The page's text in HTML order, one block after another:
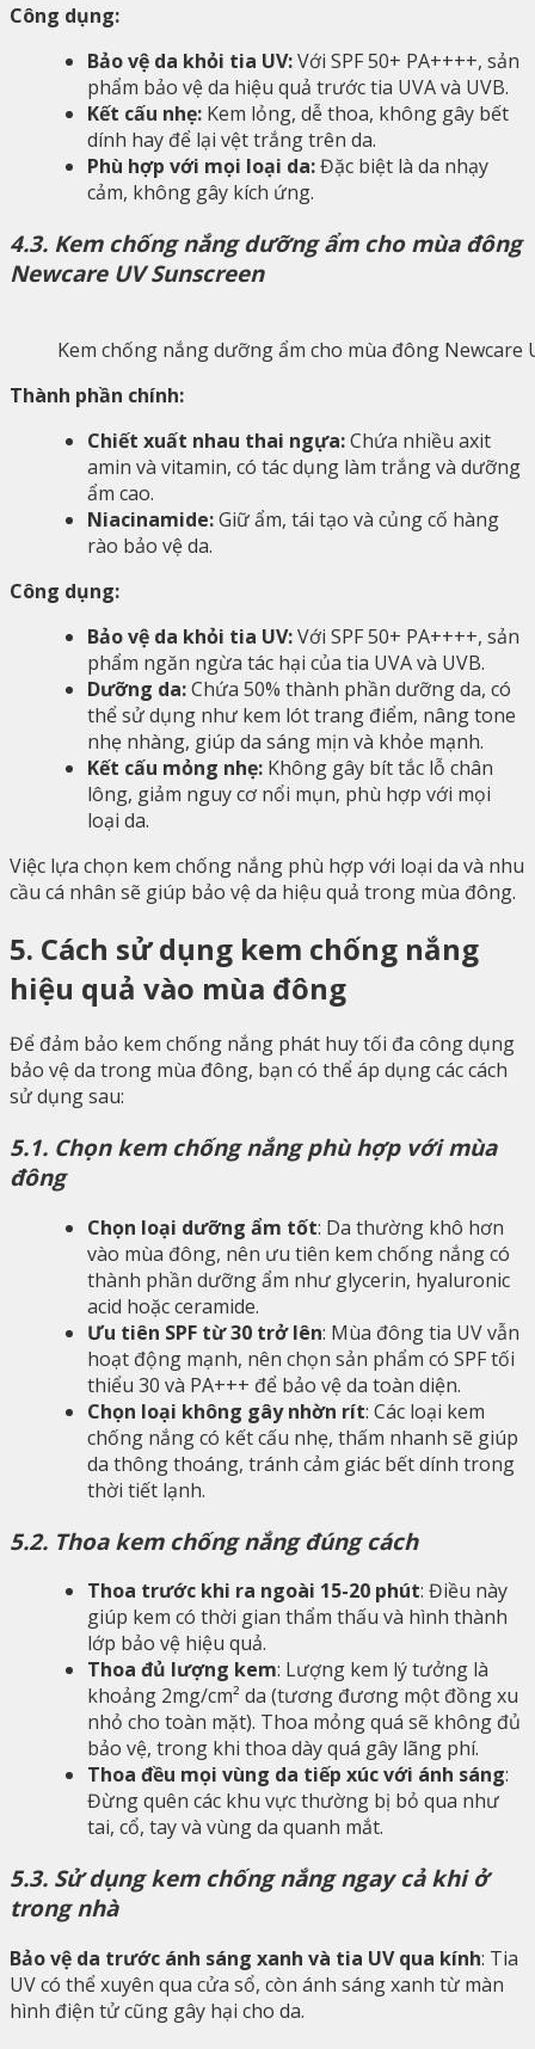
Công dụng:
Bảo vệ da khỏi tia UV:Với SPF 50+ PA++++, sản
phẩm bảo vệ da hiệu quả trước tia UVA và UVB.
Kết cấu nhẹ: Kem lỏng, dễ thoa, không gây bết
dính hay để lại vệt trắng trên da.
Phù hợp với mọi loại da:Đặc biệt là da nhạy
cảm, không gây kích ứng.
4.3. Kem chống nắng dưỡng ẩm cho mùa đông
Newcare UV Sunscreen
Kem chống nắng dưỡng ẩm cho mùa đông Newcare
Thành phần chính:
Chiết xuất nhau thai ngựa:Chứa nhiều axit
amin và vitamin, có tác dụng làm trắng và dưỡng
ẩm cao.
Niacinamide:Giữ ẩm, tái tạo và củng cố hàng
rào bảo vệ da.
Công dụng:
Bảo vệ da khỏi tia UV:Với SPF 50+ PA++++, sản
phẩm ngăn ngừa tác hại của tia UVA và UVB.
Dưỡng da:Chứa 50% thành phần dưỡng da, có
thể sử dụng như kem lót trang điểm, nâng tone
nhẹ nhàng, giúp da sáng mịn và khỏe mạnh.
Kết cấu mỏng nhẹ: Không gây bít tắc lỗ chân
lông, giảm nguy cơ nổi mụn, phù hợp với mọi
loại da.
Việc lựa chọn kem chống nắng phù hợp với loại da và nhu
cầu cá nhân sẽ giúp bảo vệ da hiệu quả trong mùa đông.
5. Cách sử dụng kem chống nắng
hiệu quả vào mùa đông
Để đảm bảo kem chống nắng phát huy tối đa công dụng
bảo vệ da trong mùa đông, bạn có thể áp dụng các cách
sử dụng sau:
5.1. Chọn kem chống nắng phù hợp với mùa
đông
Chọn loại dưỡng ẩm tốt: Da thường khô hơn
vào mùa đông, nên ưu tiên kem chống nắng có
thành phần dưỡng ẩm như glycerin, hyaluronic
acid hoặc ceramide.
Ưu tiên SPF từ 30 trở lên: Mùa đông tia UV vẫn
hoạt động mạnh, nên chọn sản phẩm có SPF tối
thiểu 30 và PA+++ để bảo vệ da toàn diện.
Chọn loại không gây nhờn rít: Các loại kem
chống nắng có kết cấu nhẹ, thấm nhanh sẽ giúp
da thông thoáng, tránh cảm giác bết dính trong
thời tiết lạnh.
5.2. Thoa kem chống nắng đúng cách
Thoa trước khi ra ngoài 15-20 phút: Điều này
giúp kem có thời gian thẩm thấu và hình thành
lớp bảo vệ hiệu quả.
Thoa đủ lượng kem: Lượng kem lý tưởng là
khoảng 2mg/cm² da (tương đương một đồng xu
nhỏ cho toàn mặt). Thoa mỏng quá sẽ không đủ
bảo vệ, trong khi thoa dày quá gây lãng phí.
Thoa đều mọi vùng da tiếp xúc với ánh sáng:
Đừng quên các khu vực thường bị bỏ qua như
tai, cổ, tay và vùng da quanh mắt.
5.3. Sử dụng kem chống nắng ngay cả khi ở
trong nhà
Bảo vệ da trước ánh sáng xanh và tia UV qua kính: Tia
UV có thể xuyên qua cửa sổ, còn ánh sáng xanh từ màn
hình điện tử cũng gây hại cho da.